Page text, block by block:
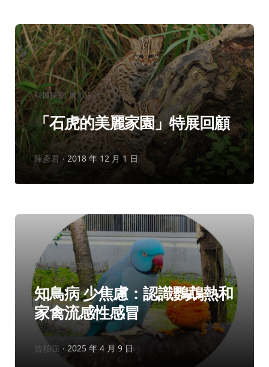
分
類：
科博探究 展示設計
「石虎的美麗家園」特展回顧
作
陳彥君 2018 年 12 月 1 日
分
類：
生物學 科普文摘精選
知鳥病 少焦慮：認識鸚鵡熱和
家禽流感性感冒
作
曾柏強 2025 年 4 月 9 日